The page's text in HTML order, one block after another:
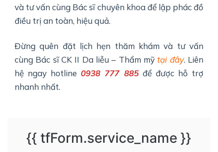
và tư vấn cùng Bác sĩ chuyên khoa để lập phác đồ
điều trị an toàn, hiệu quả.
Đừng quên đặt lịch hẹn thăm khám và tư vấn
cùng Bác sĩ CK II Da liễu – Thẩm mỹ tại đây. Liên
hệ ngay hotline0938 777 885để được hỗ trợ
nhanh nhất.